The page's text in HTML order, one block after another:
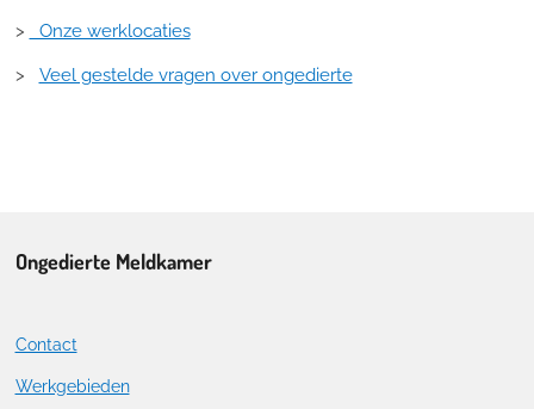
> Onze werklocaties
> Veel gestelde vragen over ongedierte
Ongedierte Meldkamer
Contact
Werkgebieden